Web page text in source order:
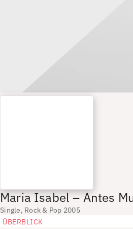
Maria Isabel – Antes
Single, Rock & Pop 2005
ÜBERBLICK